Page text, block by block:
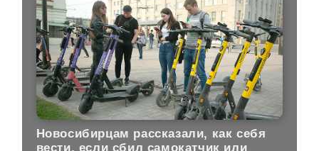
Новосибирцам рассказали, как себя
вести, если сбил самокатчик или